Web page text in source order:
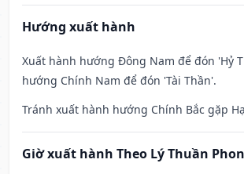
Hướng xuất hành
Xuất hành hướng Đông Nam để đón 'Hỷ
hướng Chính Nam để đón 'Tài Thần'.
Tránh xuất hành hướng Chính Bắc gặp
Giờ xuất hành Theo Lý Thuần